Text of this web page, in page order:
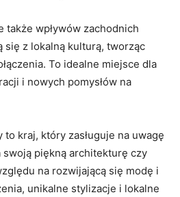
także wpływów ⁤zachodnich
się z lokalną kulturą, tworząc
​To idealne ‍miejsce dla‌
i nowych pomysłów na⁤
kraj, który ​zasługuje na uwagę
piękną architekturę ⁣czy
‍na rozwijającą się modę i
unikalne ⁣stylizacje ⁣i ⁤lokalne